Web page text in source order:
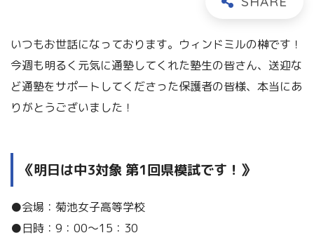
いつもお世話になっております。ウィンドミルの榊です！
今週も明るく元気に通塾してくれた塾生の皆さん、送迎な
ど通塾をサポートしてくださった保護者の皆様、本当にあ
りがとうございました！
《明日は中3対象 第1回県模試です！》
●会場：菊池女子高等学校
●日時：9：00～15：30